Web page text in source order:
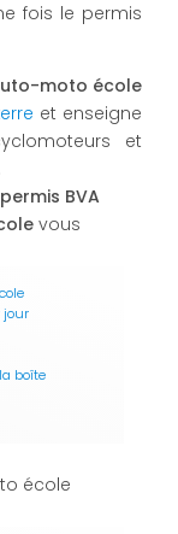
fois le permis
moto école
et enseigne
et
BVA
vous
jour
boîte
école